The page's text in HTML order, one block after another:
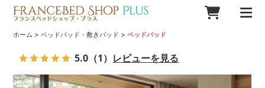
ホーム >ベッドパッド・敷きパッド >ベッドパッド
5.0 （1） レビューを見る